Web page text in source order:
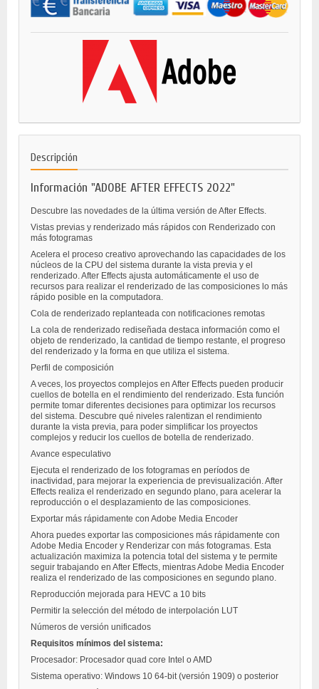
Descripción
Información "ADOBE AFTER EFFECTS 2022"
Descubre las novedades de la última versión de After Effects.
Vistas previas y renderizado más rápidos con Renderizado con
más fotogramas
Acelera el proceso creativo aprovechando las capacidades de los
núcleos de la CPU del sistema durante la vista previa y el
renderizado. After Effects ajusta automáticamente el uso de
recursos para realizar el renderizado de las composiciones lo más
rápido posible en la computadora.
Cola de renderizado replanteada con notificaciones remotas
La cola de renderizado rediseñada destaca información como el
objeto de renderizado, la cantidad de tiempo restante, el progreso
del renderizado y la forma en que utiliza el sistema.
Perfil de composición
A veces, los proyectos complejos en After Effects pueden producir
cuellos de botella en el rendimiento del renderizado. Esta función
permite tomar diferentes decisiones para optimizar los recursos
del sistema. Descubre qué niveles ralentizan el rendimiento
durante la vista previa, para poder simplificar los proyectos
complejos y reducir los cuellos de botella de renderizado.
Avance especulativo
Ejecuta el renderizado de los fotogramas en períodos de
inactividad, para mejorar la experiencia de previsualización. After
Effects realiza el renderizado en segundo plano, para acelerar la
reproducción o el desplazamiento de las composiciones.
Exportar más rápidamente con Adobe Media Encoder
Ahora puedes exportar las composiciones más rápidamente con
Adobe Media Encoder y Renderizar con más fotogramas. Esta
actualización maximiza la potencia total del sistema y te permite
seguir trabajando en After Effects, mientras Adobe Media Encoder
realiza el renderizado de las composiciones en segundo plano.
Reproducción mejorada para HEVC a 10 bits
Permitir la selección del método de interpolación LUT
Números de versión unificados
Requisitos mínimos del sistema:
Procesador: Procesador quad core Intel o AMD
Sistema operativo: Windows 10 64-bit (versión 1909) o posterior